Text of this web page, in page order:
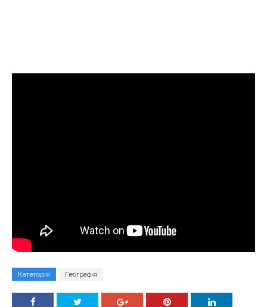
Категорія Географія